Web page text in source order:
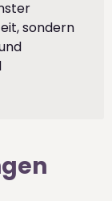
sondern